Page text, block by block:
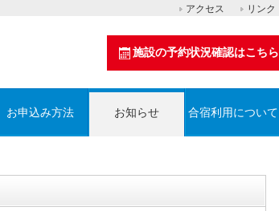
アクセス リンク
施設の予約状況確認はこちら
お申込み方法 お知らせ 合宿利用について